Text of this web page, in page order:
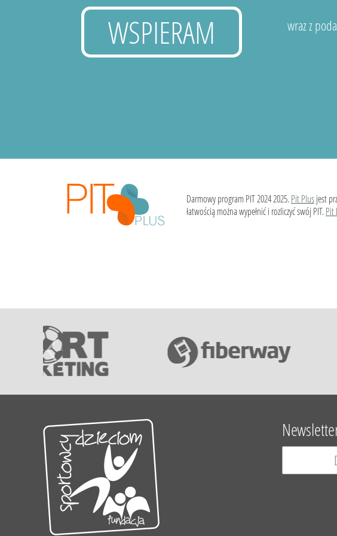
WSPIERAM
wraz z
Darmowy program PIT 2024 2025.Pit Plusjest
łatwością można wypełnić i rozliczyć swój PIT.Pit